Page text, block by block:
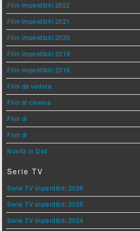
Film imperdibili 2022
Film imperdibili 2021
Film imperdibili 2020
Film imperdibili 2019
Film imperdibili 2018
Film da vedere
Film al cinema
Film di
Film di
Novità in Dvd
Serie TV
Serie TV imperdibili 2026
Serie TV imperdibili 2025
Serie TV imperdibili 2024